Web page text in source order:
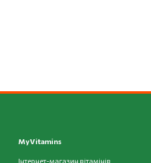
MyVitamins
Інтернет-магазин вітамінів